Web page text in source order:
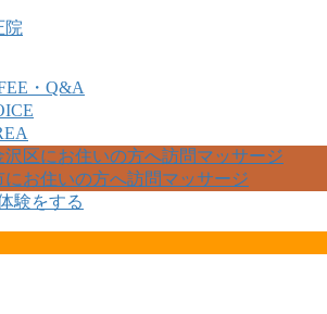
・Q&A
沢区にお住いの方へ訪問マッサージ
にお住いの方へ訪問マッサージ
験をする